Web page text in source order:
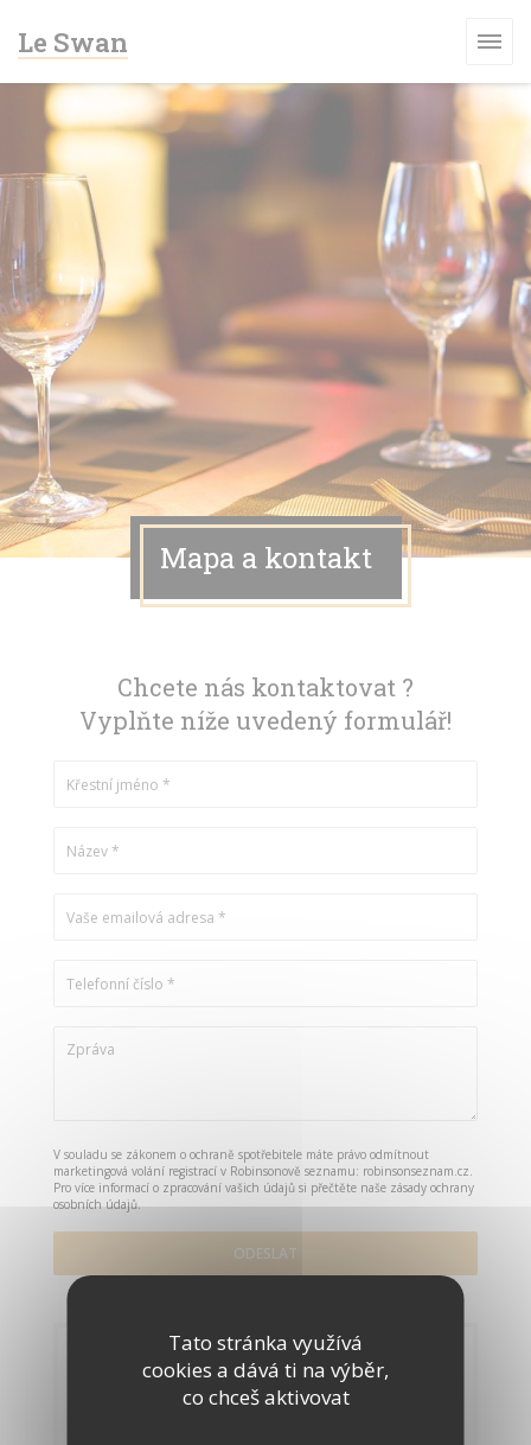
Tato stránka využívá
cookies a dává ti na výběr,
co chceš aktivovat
Le Swan
Mapa a kontakt
Chcete nás kontaktovat ?
Vyplňte níže uvedený formulář!
V souladu se zákonem o ochraně spotřebitele máte právo odmítnout
marketingová volání registrací v Robinsonově seznamu: robinsonseznam.cz.
Pro více informací o zpracování vašich údajů si přečtěte naše zásady ochrany
osobních údajů.
Rezervace
REZERVOVAT STŮL